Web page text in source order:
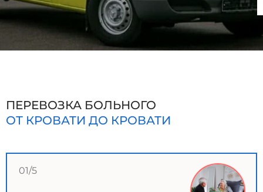
ПЕРЕВОЗКА БОЛЬНОГО
ОТ КРОВАТИ ДО КРОВАТИ
01/5